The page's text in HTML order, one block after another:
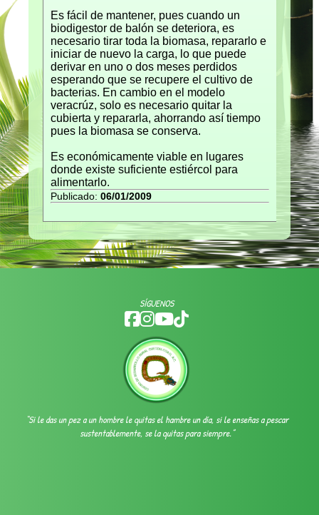
Es fácil de mantener, pues cuando un
biodigestor de balón se deteriora, es
necesario tirar toda la biomasa, repararlo e
iniciar de nuevo la carga, lo que puede
derivar en uno o dos meses perdidos
esperando que se recupere el cultivo de
bacterias. En cambio en el modelo
veracrúz, solo es necesario quitar la
cubierta y repararla, ahorrando así tiempo
pues la biomasa se conserva.
Es económicamente viable en lugares
donde existe suficiente estiércol para
alimentarlo.
Publicado: 06/01/2009
SÍGUENOS
“Si le das un pez a un hombre le quitas el hambre un día, si le enseñas a pescar
sustentablemente, se la quitas para siempre.”